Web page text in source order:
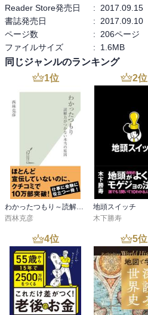
Reader Store発売日
:
2017.09.15
書誌発売日
:
2017.09.10
ページ数
:
206ページ
ファイルサイズ
: 1.6MB
同じジャンルのランキング
1位
わかったつもり～読解力がつかない本当の原因～
西林克彦
2位
地頭スイッチ
木下勝寿
4位 5位